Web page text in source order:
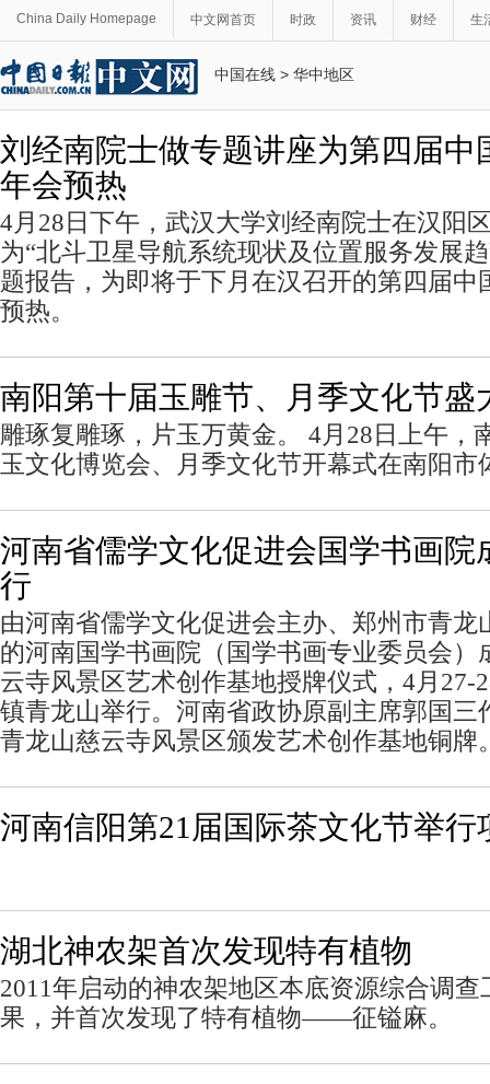
China Daily Homepage 中文网首页 时政 资讯 财经 生
中国在线 > 华中地区
刘经南院士做专题讲座为第四届中
年会预热
4月28日下午，武汉大学刘经南院士在汉阳
为“北斗卫星导航系统现状及位置服务发展
题报告，为即将于下月在汉召开的第四届中
预热。
南阳第十届玉雕节、月季文化节盛
雕琢复雕琢，片玉万黄金。 4月28日上午，
玉文化博览会、月季文化节开幕式在南阳市
河南省儒学文化促进会国学书画院
行
由河南省儒学文化促进会主办、郑州市青龙
的河南国学书画院（国学书画专业委员会）
云寺风景区艺术创作基地授牌仪式，4月27-
镇青龙山举行。河南省政协原副主席郭国三
青龙山慈云寺风景区颁发艺术创作基地铜牌
河南信阳第21届国际茶文化节举行
湖北神农架首次发现特有植物
2011年启动的神农架地区本底资源综合调
果，并首次发现了特有植物——征镒麻。